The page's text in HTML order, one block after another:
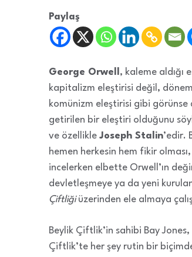
Paylaş
George Orwell , kaleme aldığı
kapitalizm eleştirisi değil,
komünizm eleştirisi gibi
getirilen bir eleştiri olduğunu
ve özellikle Joseph Stalin’edir.
hemen herkesin hem fikir
incelerken elbette Orwell’ın
devletleşmeye ya da yeni
Çiftliğiüzerinden ele almaya
Beylik Çiftlik’in sahibi Bay
Çiftlik’te her şey rutin bir